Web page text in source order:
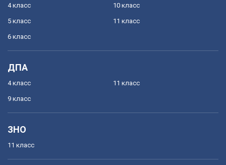
4 класс
5 класс
6 класс
10 класс
11 класс
ДПА
4 класс
9 класс
11 класс
ЗНО
11 класс